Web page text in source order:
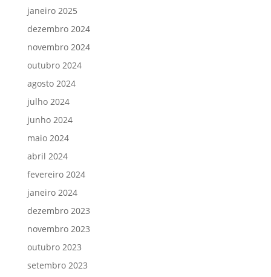
janeiro 2025
dezembro 2024
novembro 2024
outubro 2024
agosto 2024
julho 2024
junho 2024
maio 2024
abril 2024
fevereiro 2024
janeiro 2024
dezembro 2023
novembro 2023
outubro 2023
setembro 2023